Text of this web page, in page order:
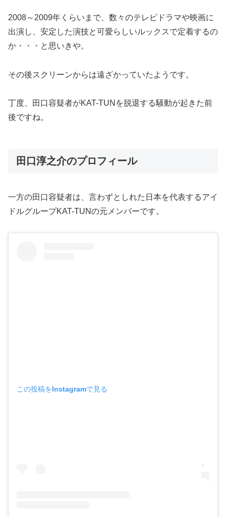
2008～2009年くらいまで、数々のテレビドラマや映画に
出演し、安定した演技と可愛らしいルックスで定着するの
か・・・と思いきや。
その後スクリーンからは遠ざかっていたようです。
丁度、田口容疑者がKAT-TUNを脱退する騒動が起きた前
後ですね。
田口淳之介のプロフィール
一方の田口容疑者は、言わずとしれた日本を代表するアイ
ドルグループKAT-TUNの元メンバーです。
この投稿をInstagramで見る